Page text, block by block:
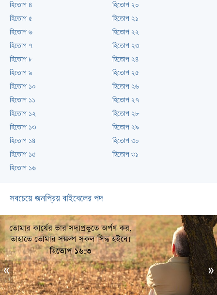
হিতোপ ৪
হিতোপ ৫
হিতোপ ৬
হিতোপ ৭
হিতোপ ৮
হিতোপ ৯
হিতোপ ১০
হিতোপ ১১
হিতোপ ১২
হিতোপ ১৩
হিতোপ ১৪
হিতোপ ১৫
হিতোপ ১৬
হিতোপ ২০
হিতোপ ২১
হিতোপ ২২
হিতোপ ২৩
হিতোপ ২৪
হিতোপ ২৫
হিতোপ ২৬
হিতোপ ২৭
হিতোপ ২৮
হিতোপ ২৯
হিতোপ ৩০
হিতোপ ৩১
সবচেয়ে জনপ্রিয় বাইবেলের পদ
« »